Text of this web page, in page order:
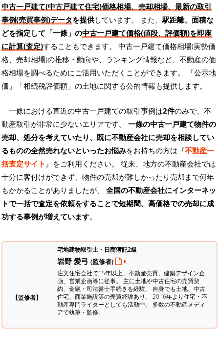
中古一戸建て(中古戸建て住宅)価格相場、売却相場、最新の取引
事例(売買事例)データを提供しています。 また、駅距離、面積な
どを指定して「一條」の中古一戸建て価格(値段、評価額)を即座
に計算(査定)することもできます。 中古一戸建て価格相場(実勢価
格、売却相場)の推移・動向や、ランキング情報など、不動産の価
格相場を調べるためにご活用いただくことができます。
「公示地
価」「相続税評価額」の土地に関する公的情報も提供します。
一條における直近の中古一戸建ての取引事例は2件のみで、不
動産取引が非常に少ないエリアです。 一條の中古一戸建て物件の
売却、処分を考えていたり、既に不動産会社に売却を相談してい
るものの全然売れないといったお悩みをお持ちの方は『不動産一
括査定サイト 』をご利用ください。 従来、地方の不動産会社では
十分に客付けができず、物件の売却が難しかったり売却まで何年
もかかることがありましたが、 全国の不動産会社にインターネッ
トで一括で査定を依頼をすることで短期間、高価格での売却に成
功する事例が増えています。
【監修者】
宅地建物取引士・日商簿記2級
岩野 愛弓 (監修者)
注文住宅会社で15年以上、不動産売買、建築デザイン企
画、営業企画等に従事。 主に土地や中古住宅の売買契
約、金融・司法書士手続きを経験。 自身でも土地、中古
住宅、商業施設等の売買経験あり。 2016年より住宅・不
動産専門ライターとしても活動中。 多数の不動産メディ
アで執筆・監修。